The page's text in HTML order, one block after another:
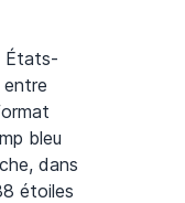
États-
bleu
dans
étoiles